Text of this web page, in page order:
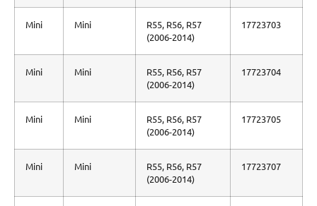
Mini Mini
R55, R56, R57
(2006-2014)
17723703
Mini Mini
R55, R56, R57
(2006-2014)
17723704
Mini Mini
R55, R56, R57
(2006-2014)
17723705
Mini Mini
R55, R56, R57
(2006-2014)
17723707